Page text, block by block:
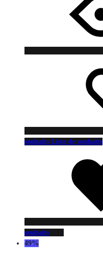
souhaits Liste de souhaits
souhaits
49%